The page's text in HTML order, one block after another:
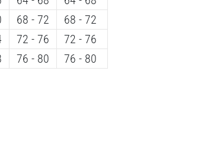
68 - 72
72 - 76
76 - 80
68 - 72
72 - 76
76 - 80